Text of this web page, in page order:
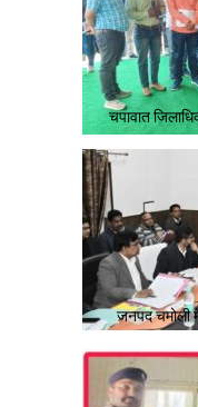
चपावात
जनपद चमोली